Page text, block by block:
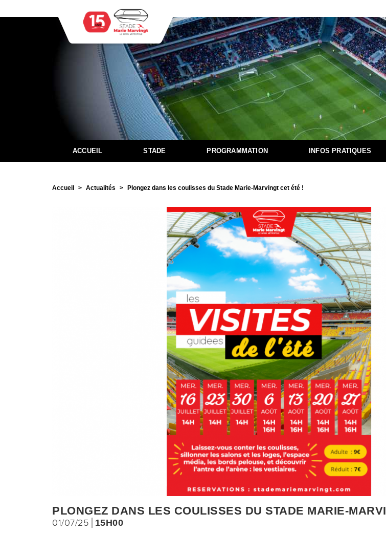
ACCUEIL STADE PROGRAMMATION INFOS PRATIQUES
Accueil Actualités Plongez dans les coulisses du Stade Marie-Marvingt cet été !
PLONGEZ DANS LES COULISSES DU STADE MARIE-
01/07/25 15H00